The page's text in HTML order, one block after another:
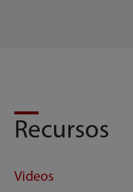
Recursos
Videos